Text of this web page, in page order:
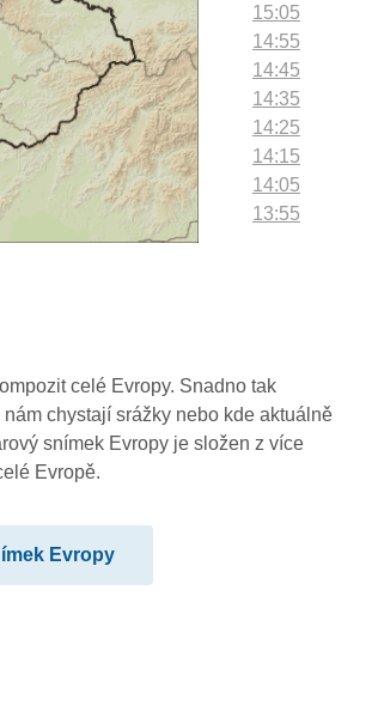
15:05
14:55
14:45
14:35
14:25
14:15
14:05
13:55
12:55
12:45
12:35
celé Evropy. Snadno tak
chystají srážky nebo kde aktuálně
snímek Evropy je složen z více
Evropě.
Evropy